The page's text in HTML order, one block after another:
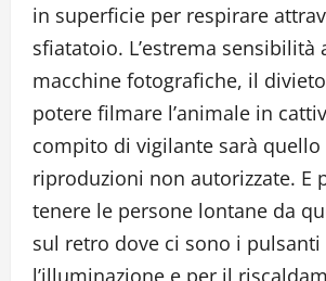
in superficie per respirare
sfiatatoio. L’estrema sensibilità
macchine fotografiche, il
potere filmare l’animale in
compito di vigilante sarà
riproduzioni non autorizzate. E
tenere le persone lontane da
sul retro dove ci sono i
l’illuminazione e per il